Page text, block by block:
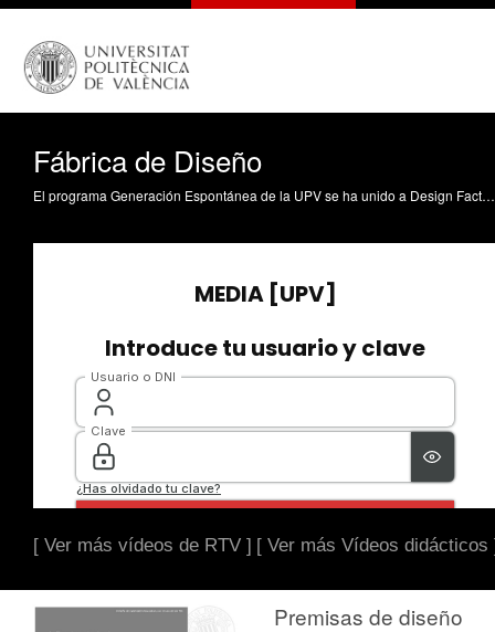
Fábrica de Diseño
El programa Generación Espontánea de la UPV se ha unido a Design Factory Global Network; la red de centros de innovación presente en universidades e instituciones de investigación de todo el mundo. Esta iniciativa, que nació en la Universidad de Aalto en el año 2008, busca estimular la creatividad de los estudiantes, compartir el conocimiento y la colaboración universitaria internacional. El espacio Generación Espontánea - Design Factory está ubicado en la planta baja de la Casa del Alumno de la Politècnica de València.
[ Ver más vídeos de RTV ] [ Ver más Vídeos didácticos
Premisas de diseño